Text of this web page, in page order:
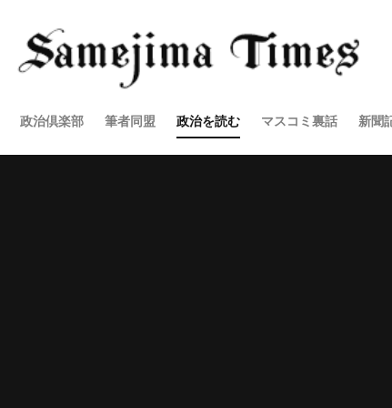
政治倶楽部 筆者同盟 政治を読む マスコミ裏話 新聞